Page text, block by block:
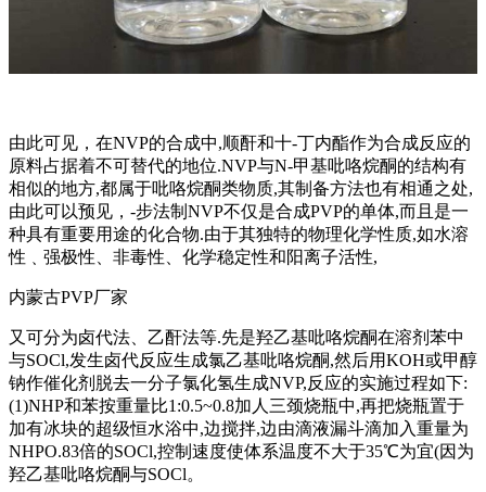
由此可见，在NVP的合成中,顺酐和十-丁内酯作为合成反应的
原料占据着不可替代的地位.NVP与N-甲基吡咯烷酮的结构有
相似的地方,都属于吡咯烷酮类物质,其制备方法也有相通之处,
由此可以预见，-步法制NVP不仅是合成PVP的单体,而且是一
种具有重要用途的化合物.由于其独特的物理化学性质,如水溶
性﹑强极性、非毒性、化学稳定性和阳离子活性,
内蒙古PVP厂家
又可分为卤代法、乙酐法等.先是羟乙基吡咯烷酮在溶剂苯中
与SOCl,发生卤代反应生成氯乙基吡咯烷酮,然后用KOH或甲醇
钠作催化剂脱去一分子氯化氢生成NVP,反应的实施过程如下:
(1)NHP和苯按重量比1:0.5~0.8加人三颈烧瓶中,再把烧瓶置于
加有冰块的超级恒水浴中,边搅拌,边由滴液漏斗滴加入重量为
NHPO.83倍的SOCl,控制速度使体系温度不大于35℃为宜(因为
羟乙基吡咯烷酮与SOCl。